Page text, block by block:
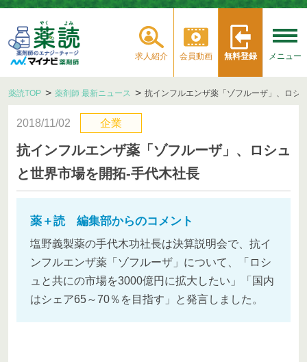
求人紹介 会員動画 無料登録 メニュー
薬読TOP 薬剤師 最新ニュース 抗インフルエンザ薬「ゾフルーザ」、ロシ
2018/11/02 企業
抗インフルエンザ薬「ゾフルーザ」、ロシュ
と世界市場を開拓‐手代木社長
薬＋読 編集部からのコメント
塩野義製薬の手代木功社長は決算説明会で、抗イ
ンフルエンザ薬「ゾフルーザ」について、「ロシ
ュと共にの市場を3000億円に拡大したい」「国内
はシェア65～70％を目指す」と発言しました。